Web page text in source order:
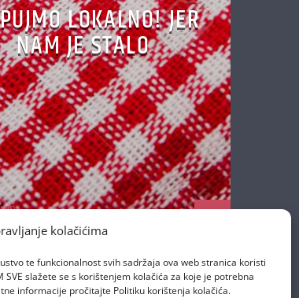
kolačićima
te funkcionalnost svih sadržaja ova web stranica koristi
SVE slažete se s korištenjem kolačića za koje je potrebna
informacije pročitajte Politiku korištenja kolačića.
LOKALNO! JER
NAM JE STALO